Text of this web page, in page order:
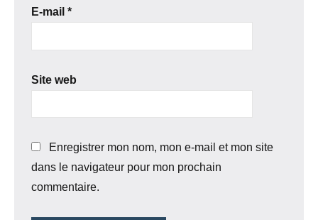
E-mail *
Site web
Enregistrer mon nom, mon e-mail et mon site
dans le navigateur pour mon prochain
commentaire.